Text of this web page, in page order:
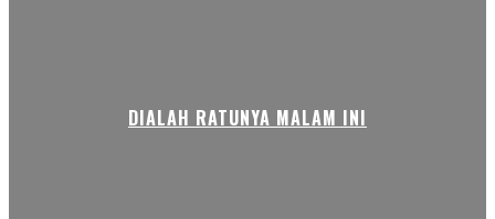
DIALAH RATUNYA MALAM INI